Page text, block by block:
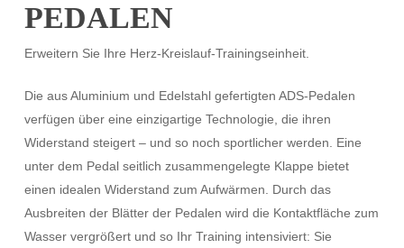
PEDALEN
Erweitern Sie Ihre Herz-Kreislauf-Trainingseinheit.
Die aus Aluminium und Edelstahl gefertigten ADS-Pedalen
verfügen über eine einzigartige Technologie, die ihren
Widerstand steigert – und so noch sportlicher werden. Eine
unter dem Pedal seitlich zusammengelegte Klappe bietet
einen idealen Widerstand zum Aufwärmen. Durch das
Ausbreiten der Blätter der Pedalen wird die Kontaktfläche zum
Wasser vergrößert und so Ihr Training intensiviert: Sie